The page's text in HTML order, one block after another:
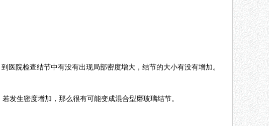
医院检查结节中有没有出现局部密度增大，结节的大小有没有增加。
发生密度增加，那么很有可能变成混合型磨玻璃结节。